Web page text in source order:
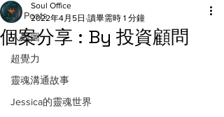
All Posts
人類圖
超覺力
靈魂溝通故事
Jessica的靈魂世界
個案分享 : By 投資顧問
Soul Office
2022年4月5日 讀畢需時 1 分鐘